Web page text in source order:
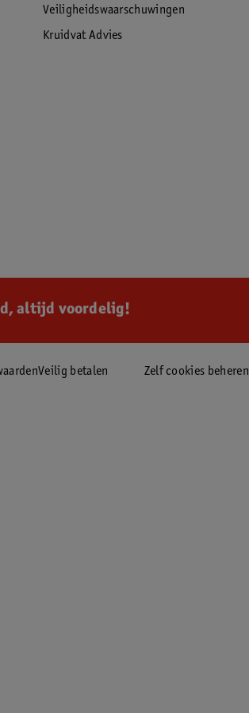
Veiligheidswaarschuwingen
Kruidvat Advies
altijd voordelig!
Veilig betalen Zelf cookies beheren